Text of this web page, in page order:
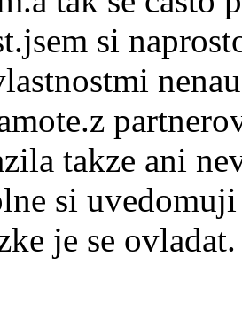
si
takze ani
si
je se ovladat.